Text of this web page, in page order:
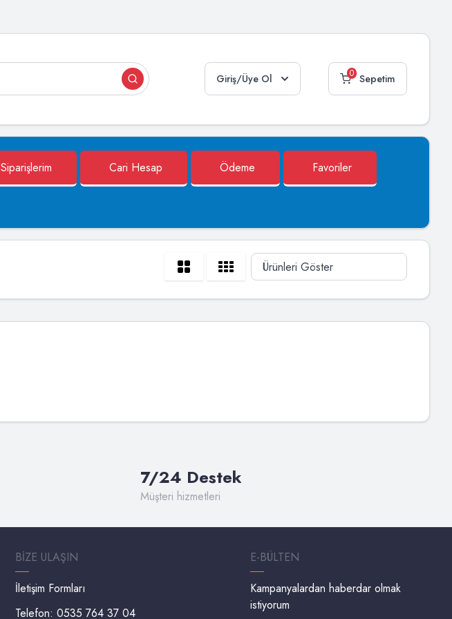
Giriş/Üye Ol 0 Sepetim
Siparişlerim Cari Hesap Ödeme Favoriler
7/24 Destek
Müşteri hizmetleri
BIZE ULAŞIN
İletişim Formları
Telefon: 0535 764 37 04
E-BÜLTEN
Kampanyalardan haberdar olmak
istiyorum